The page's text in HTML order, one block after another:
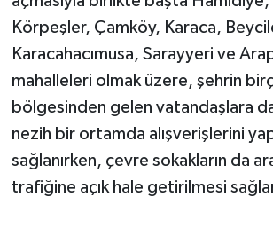
Körpeşler, Çamköy, Karaca,
Karacahacımusa, Sarayyeri ve
mahalleleri olmak üzere, şehrin
bölgesinden gelen vatandaşlara
nezih bir ortamda alışverişlerini
sağlanırken, çevre sokakların da
trafiğine açık hale getirilmesi